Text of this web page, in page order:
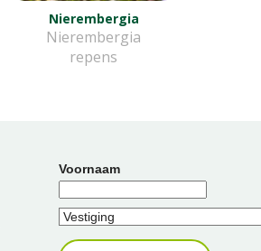
Nierembergia
Nierembergia
repens
Voornaam